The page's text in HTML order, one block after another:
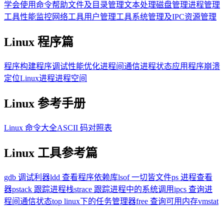
学会使用命令帮助文件及目录管理文本处理磁盘管理进程管理
工具性能监控网络工具用户管理工具系统管理及IPC资源管理
Linux 程序篇
程序构建程序调试性能优化进程间通信进程状态应用程序崩溃
定位Linux进程进程空间
Linux 参考手册
Linux 命令大全ASCII 码对照表
Linux 工具参考篇
gdb 调试利器ldd 查看程序依赖库lsof 一切皆文件ps 进程查看
器pstack 跟踪进程栈strace 跟踪进程中的系统调用ipcs 查询进
程间通信状态top linux下的任务管理器free 查询可用内存vmstat